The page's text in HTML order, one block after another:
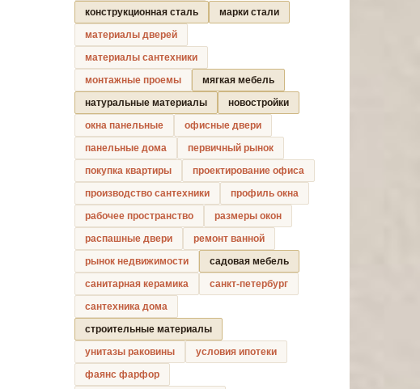
конструкционная сталь
марки стали
материалы дверей
материалы сантехники
монтажные проемы
мягкая мебель
натуральные материалы
новостройки
окна панельные
офисные двери
панельные дома
первичный рынок
покупка квартиры
проектирование офиса
производство сантехники
профиль окна
рабочее пространство
размеры окон
распашные двери
ремонт ванной
рынок недвижимости
садовая мебель
санитарная керамика
санкт-петербург
сантехника дома
строительные материалы
унитазы раковины
условия ипотеки
фаянс фарфор